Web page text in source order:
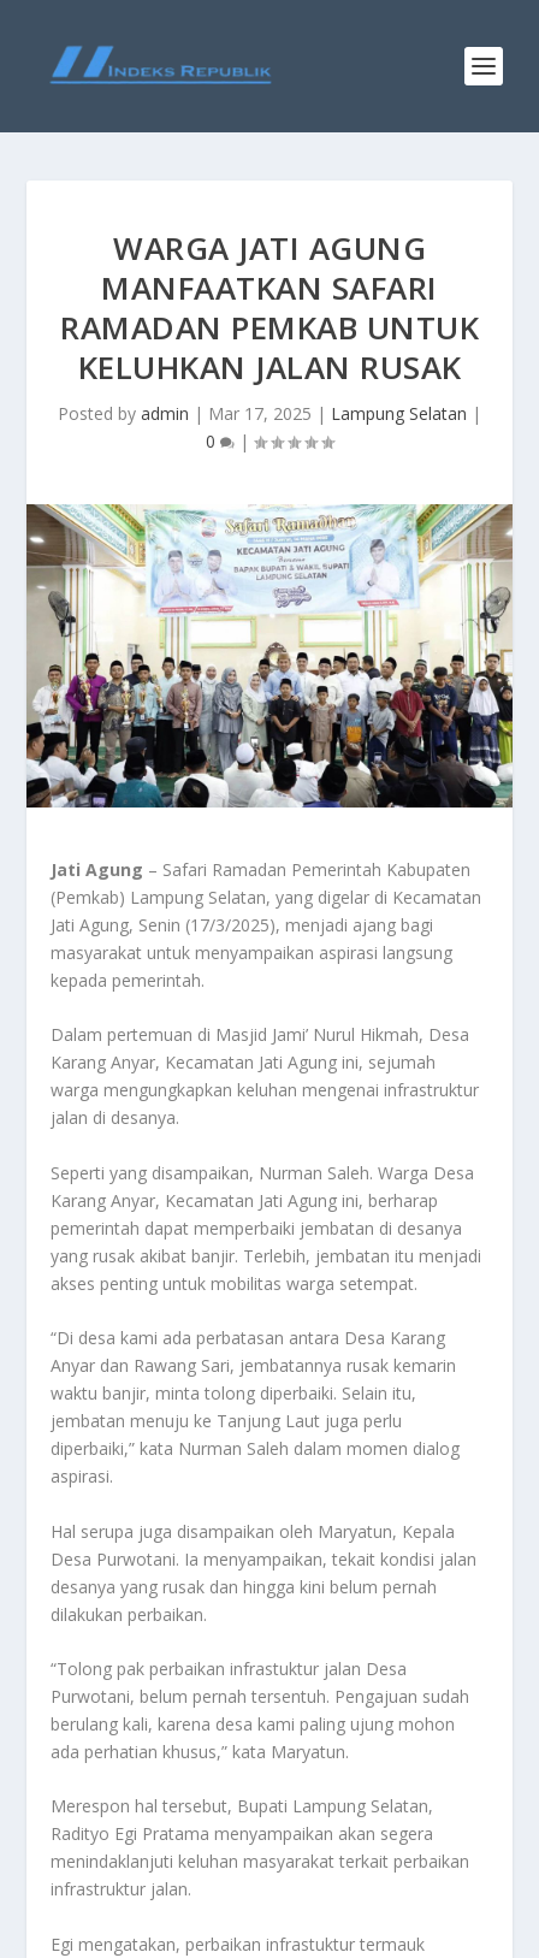
WARGA JATI AGUNG
MANFAATKAN SAFARI
RAMADAN PEMKAB UNTUK
KELUHKAN JALAN RUSAK
Posted by admin | Mar 17, 2025 | Lampung Selatan |
0
|
Jati Agung – Safari Ramadan Pemerintah Kabupaten
(Pemkab) Lampung Selatan, yang digelar di Kecamatan
Jati Agung, Senin (17/3/2025), menjadi ajang bagi
masyarakat untuk menyampaikan aspirasi langsung
kepada pemerintah.
Dalam pertemuan di Masjid Jami’ Nurul Hikmah, Desa
Karang Anyar, Kecamatan Jati Agung ini, sejumah
warga mengungkapkan keluhan mengenai infrastruktur
jalan di desanya.
Seperti yang disampaikan, Nurman Saleh. Warga Desa
Karang Anyar, Kecamatan Jati Agung ini, berharap
pemerintah dapat memperbaiki jembatan di desanya
yang rusak akibat banjir. Terlebih, jembatan itu menjadi
akses penting untuk mobilitas warga setempat.
“Di desa kami ada perbatasan antara Desa Karang
Anyar dan Rawang Sari, jembatannya rusak kemarin
waktu banjir, minta tolong diperbaiki. Selain itu,
jembatan menuju ke Tanjung Laut juga perlu
diperbaiki,” kata Nurman Saleh dalam momen dialog
aspirasi.
Hal serupa juga disampaikan oleh Maryatun, Kepala
Desa Purwotani. Ia menyampaikan, tekait kondisi jalan
desanya yang rusak dan hingga kini belum pernah
dilakukan perbaikan.
“Tolong pak perbaikan infrastuktur jalan Desa
Purwotani, belum pernah tersentuh. Pengajuan sudah
berulang kali, karena desa kami paling ujung mohon
ada perhatian khusus,” kata Maryatun.
Merespon hal tersebut, Bupati Lampung Selatan,
Radityo Egi Pratama menyampaikan akan segera
menindaklanjuti keluhan masyarakat terkait perbaikan
infrastruktur jalan.
Egi mengatakan, perbaikan infrastuktur termauk